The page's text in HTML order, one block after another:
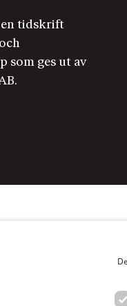
en tidskrift
som ges ut av